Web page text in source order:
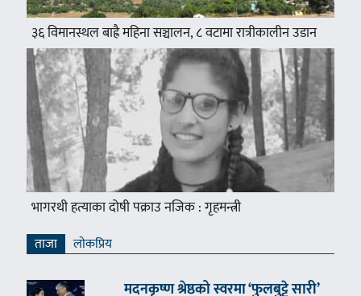
३६ विमानस्थल बाह्रै महिना सञ्चालन, ८ वटामा रात्रीकालीन उडान
भागरथी हत्याका दोषी पक्राउ नजिक : गृहमन्त्री
ताजा लाेकप्रिय
मदनकृष्ण श्रेष्ठको स्वरमा ‘फुलबुट्टे सारी’